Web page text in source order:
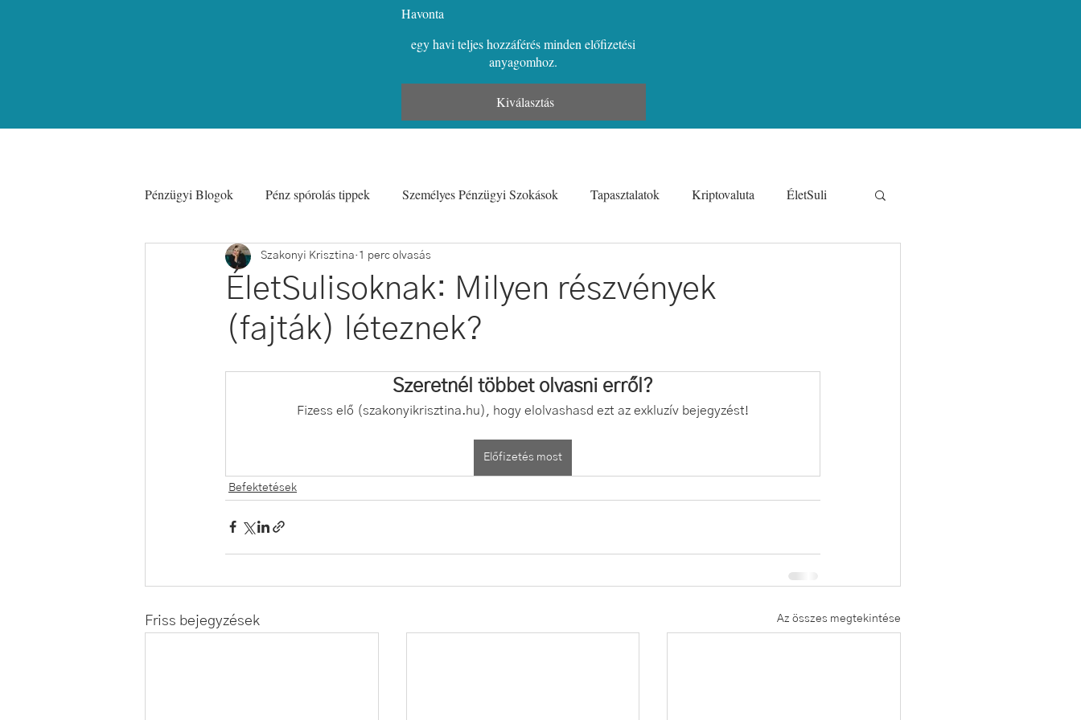
Havonta
egy havi teljes hozzáférés minden előfizetési
anyagomhoz.
Kiválasztás
Pénzügyi Blogok Pénz spórolás tippek Személyes Pénzügyi Szokások Tapasztalatok Kriptovaluta ÉletSuli
Coaching Nyaralás Olcsón Munkatapasztalatok és Pénzügyek
Befektetések Digitális Nomád
ÉletSulisoknak: Milyen részvények
(fajták) léteznek?
Szakonyi Krisztina 1 perc olvasás
Szeretnél többet olvasni erről?
Fizess elő (szakonyikrisztina.hu), hogy elolvashasd ezt az exkluzív bejegyzést!
Előfizetés most
Befektetések
Friss bejegyzések Az összes megtekintése